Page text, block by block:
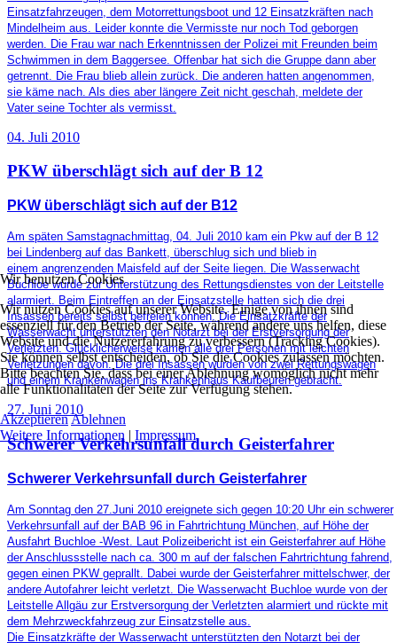
Einsatzfahrzeugen, dem Motorrettungsboot und 12 Einsatzkräften nach
Mindelheim aus. Leider konnte die Vermisste nur noch Tod geborgen
werden. Die Frau war nach Erkenntnissen der Polizei mit Freunden beim
Schwimmen in dem Baggersee. Offenbar hat sich die Gruppe dann aber
getrennt. Die Frau blieb allein zurück. Die anderen hatten angenommen,
sie käme nach. Als dies aber längere Zeit nicht geschah, meldete der
Vater seine Tochter als vermisst.
04. Juli 2010
PKW überschlägt sich auf der B 12
PKW überschlägt sich auf der B12
Am späten Samstagnachmittag, 04. Juli 2010 kam ein Pkw auf der B 12
bei Lindenberg auf das Bankett, überschlug sich und blieb in
einem angrenzenden Maisfeld auf der Seite liegen. Die Wasserwacht
Buchloe wurde zur Unterstützung des Rettungsdienstes von der Leitstelle
alarmiert. Beim Eintreffen an der Einsatzstelle hatten sich die drei
Insassen bereits selbst befreien können. Die Einsatzkräfte der
Wasserwacht unterstützten den Notarzt bei der Erstversorgung der
Verletzten. Glücklicherweise kamen alle drei Personen mit leichten
Verletzungen davon. Die drei Insassen wurden von zwei Rettungswagen
und einem Krankenwagen ins Krankenhaus Kaufbeuren gebracht.
27. Juni 2010
Schwerer Verkehrsunfall durch Geisterfahrer
Schwerer Verkehrsunfall durch Geisterfahrer
Am Sonntag den 27.Juni 2010 ereignete sich gegen 10:20 Uhr ein schwerer
Verkehrsunfall auf der BAB 96 in Fahrtrichtung München, auf Höhe der
Ausfahrt Buchloe -West. Laut Polizeibericht ist ein Geisterfahrer auf Höhe
der Anschlussstelle nach ca. 300 m auf der falschen Fahrtrichtung fahrend,
gegen einen PKW geprallt. Dabei wurde der Geisterfahrer mittelschwer, der
andere Autofahrer leicht verletzt. Die Wasserwacht Buchloe wurde von der
Leitstelle Allgäu zur Erstversorgung der Verletzten alarmiert und rückte mit
dem Mehrzweckfahrzeug zur Einsatzstelle aus.
Die Einsatzkräfte der Wasserwacht unterstützten den Notarzt bei der
Wir benutzen Cookies
Wir nutzen Cookies auf unserer Website. Einige von ihnen sind
essenziell für den Betrieb der Seite, während andere uns helfen, diese
Website und die Nutzererfahrung zu verbessern (Tracking Cookies).
Sie können selbst entscheiden, ob Sie die Cookies zulassen möchten.
Bitte beachten Sie, dass bei einer Ablehnung womöglich nicht mehr
alle Funktionalitäten der Seite zur Verfügung stehen.
AkzeptierenAblehnen
Weitere Informationen | Impressum